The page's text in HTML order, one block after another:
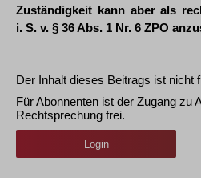
Zuständigkeit kann aber als
i. S. v. § 36 Abs. 1 Nr. 6 ZPO
Der Inhalt dieses Beitrags ist nicht
Für Abonnenten ist der Zugang zu
Rechtsprechung frei.
Login